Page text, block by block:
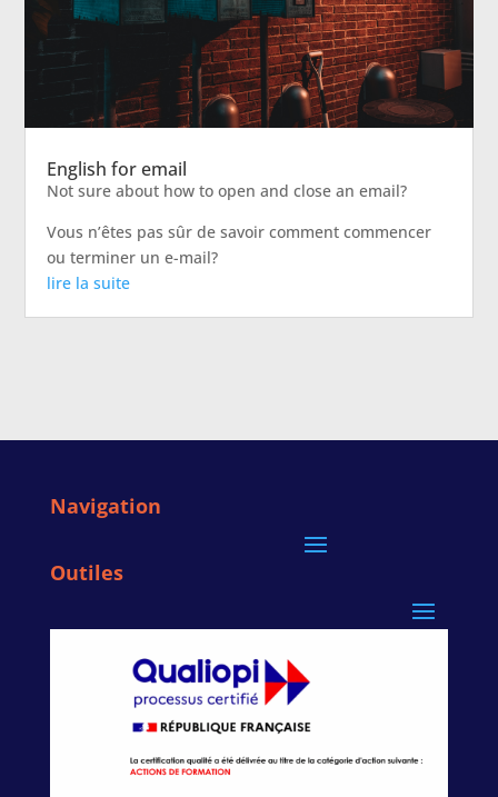
English for email
Not sure about how to open and close an email?
Vous n’êtes pas sûr de savoir comment commencer
ou terminer un e-mail?
lire la suite
Navigation
Outiles